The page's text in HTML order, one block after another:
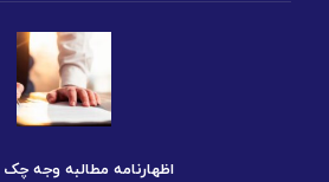
اظهارنامه مطالبه وجه چک